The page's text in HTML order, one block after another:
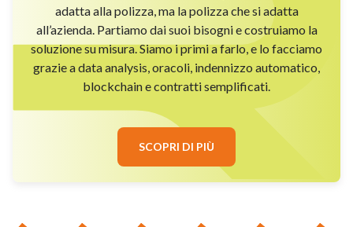
adatta alla polizza, ma la polizza che si adatta
all’azienda. Partiamo dai suoi bisogni e costruiamo la
soluzione su misura. Siamo i primi a farlo, e lo facciamo
grazie a data analysis, oracoli, indennizzo automatico,
blockchain e contratti semplificati.
SCOPRI DI PIÙ